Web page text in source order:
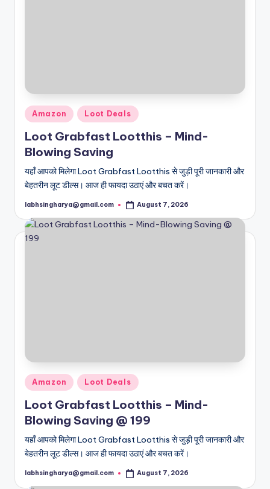
Posted
in
Amazon Loot Deals
Loot Grabfast Lootthis – Mind-
Blowing Saving
यहाँ आपको मिलेगा Loot Grabfast Lootthis से जुड़ी पूरी जानकारी और
बेहतरीन लूट डील्स। आज ही फायदा उठाएं और बचत करें।
Posted
labhsingharya@gmail.com August 7, 2026
Posted
in
Amazon Loot Deals
Loot Grabfast Lootthis – Mind-
Blowing Saving @ 199
यहाँ आपको मिलेगा Loot Grabfast Lootthis से जुड़ी पूरी जानकारी और
बेहतरीन लूट डील्स। आज ही फायदा उठाएं और बचत करें।
Posted
labhsingharya@gmail.com August 7, 2026